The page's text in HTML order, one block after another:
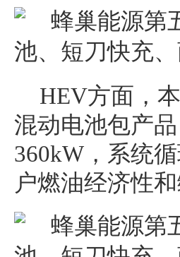
HEV方面，
混动电池包产
360kW，系统
户燃油经济性